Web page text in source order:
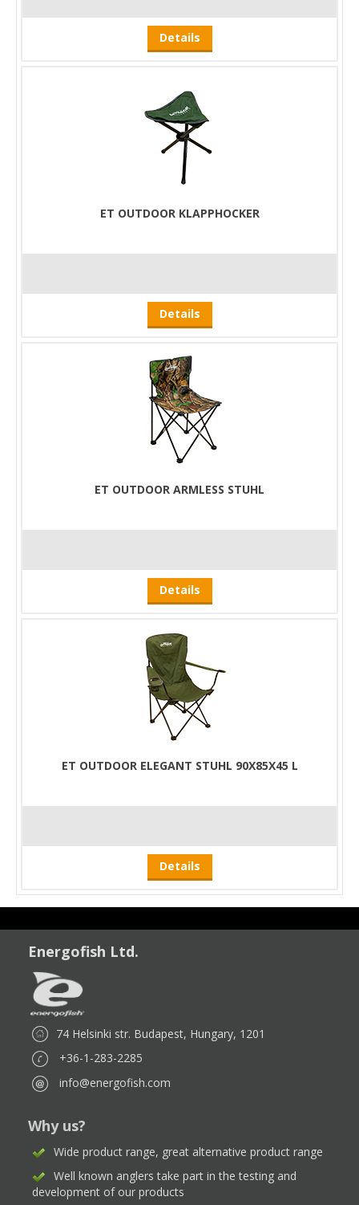
Details
ET OUTDOOR KLAPPHOCKER
Details
ET OUTDOOR ARMLESS STUHL
Details
ET OUTDOOR ELEGANT STUHL 90X85X45 L
Details
Energofish Ltd.
74 Helsinki str. Budapest, Hungary, 1201
+36-1-283-2285
info@energofish.com
Why us?
Wide product range, great alternative product range
Well known anglers take part in the testing and
development of our products